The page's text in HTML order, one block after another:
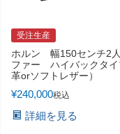
受注生産
ホルン 幅150センチ2
ファー ハイバックタイ
革orソフトレザー）
¥240,000税込
詳細を見る